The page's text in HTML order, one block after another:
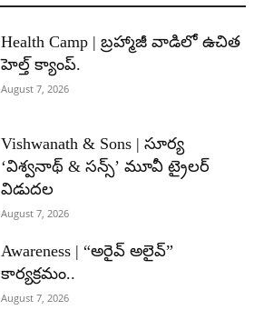
Health Camp | బ్రహ్మాజీ వాడిలో ఉచిత
హెల్త్ క్యాంప్.
August 7, 2026
Vishwanath & Sons | సూర్య
‘విశ్వనాథ్ & సన్స్’ మూవీ ట్రైలర్
విడుదల
August 7, 2026
Awareness | “అరైవ్ అలైవ్”
కార్యక్రమం..
August 7, 2026